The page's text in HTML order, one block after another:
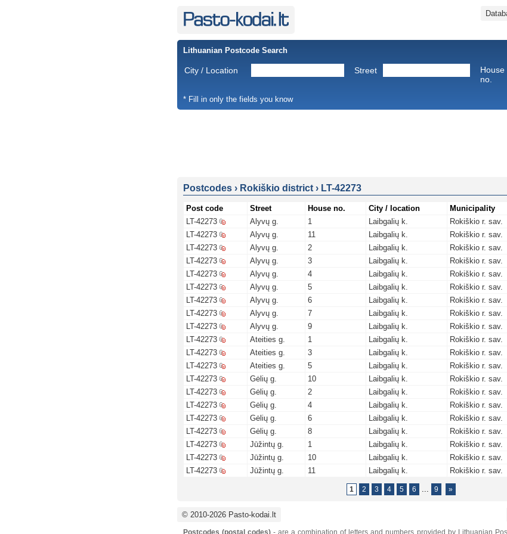
Lithuanian Postcode Search
City / Location Street
House
no.
* Fill in only the fields you know
Postcodes › Rokiškio district › LT-42273
Post code Street House no. City / location Municipality
LT-42273
Alyvų g. 1 Laibgalių k. Rokiškio r. sav.
LT-42273
Alyvų g. 11 Laibgalių k. Rokiškio r. sav.
LT-42273
Alyvų g. 2 Laibgalių k. Rokiškio r. sav.
LT-42273
Alyvų g. 3 Laibgalių k. Rokiškio r. sav.
LT-42273
Alyvų g. 4 Laibgalių k. Rokiškio r. sav.
LT-42273
Alyvų g. 5 Laibgalių k. Rokiškio r. sav.
LT-42273
Alyvų g. 6 Laibgalių k. Rokiškio r. sav.
LT-42273
Alyvų g. 7 Laibgalių k. Rokiškio r. sav.
LT-42273
Alyvų g. 9 Laibgalių k. Rokiškio r. sav.
LT-42273
Ateities g. 1 Laibgalių k. Rokiškio r. sav.
LT-42273
Ateities g. 3 Laibgalių k. Rokiškio r. sav.
LT-42273
Ateities g. 5 Laibgalių k. Rokiškio r. sav.
LT-42273
Gėlių g. 10 Laibgalių k. Rokiškio r. sav.
LT-42273
Gėlių g. 2 Laibgalių k. Rokiškio r. sav.
LT-42273
Gėlių g. 4 Laibgalių k. Rokiškio r. sav.
LT-42273
Gėlių g. 6 Laibgalių k. Rokiškio r. sav.
LT-42273
Gėlių g. 8 Laibgalių k. Rokiškio r. sav.
LT-42273
Jūžintų g. 1 Laibgalių k. Rokiškio r. sav.
LT-42273
Jūžintų g. 10 Laibgalių k. Rokiškio r. sav.
LT-42273
Jūžintų g. 11 Laibgalių k. Rokiškio r. sav.
1 2 3 4 5 6 ... 9 »
© 2010-2026 Pasto-kodai.lt
Postcodes (postal codes) - are a combination of letters and numbers provided by Lithuanian